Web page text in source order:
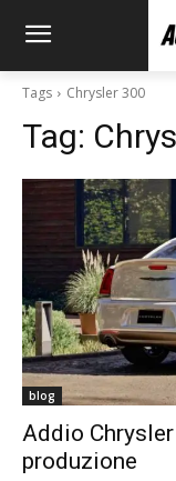
Tags Chrysler 300
Tag:
blog
Addio
produzione